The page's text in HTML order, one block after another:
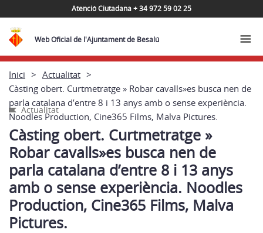
Atenció Ciutadana + 34 972 59 02 25
Web Oficial de l'Ajuntament de Besalú
Inici
Actualitat
Càsting obert. Curtmetratge » Robar cavalls»es busca nen de
parla catalana d’entre 8 i 13 anys amb o sense experiència.
Noodles Production, Cine365 Films, Malva Pictures.
Actualitat
Càsting obert. Curtmetratge »
Robar cavalls»es busca nen de
parla catalana d’entre 8 i 13 anys
amb o sense experiència. Noodles
Production, Cine365 Films, Malva
Pictures.